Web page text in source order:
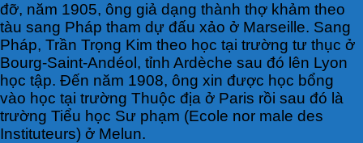
đỡ, năm 1905, ông giả dạng thành thợ khảm theo
tàu sang Pháp tham dự đấu xảo ở Marseille. Sang
Pháp, Trần Trọng Kim theo học tại trường tư thục ở
Bourg-Saint-Andéol, tỉnh Ardèche sau đó lên Lyon
học tập. Đến năm 1908, ông xin được học bổng
vào học tại trường Thuộc địa ở Paris rồi sau đó là
trường Tiểu học Sư phạm (Ecole nor male des
Instituteurs) ở Melun.